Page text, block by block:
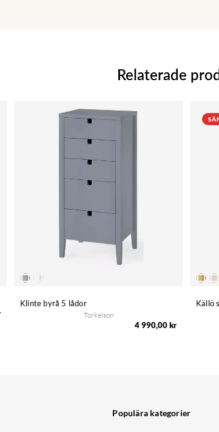
Relaterade
Klinte byrå 5 lådor
Torkelson
4 990,00 kr
Källö
Populära kategorier